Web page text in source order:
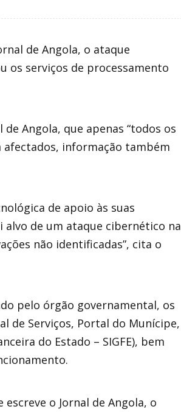
de Angola, o ataque
os serviços de processamento
Angola, que apenas “todos os
informação também
de apoio às suas
alvo de um ataque cibernético na
não identificadas”, cita o
pelo órgão governamental, os
de Serviços, Portal do Munícipe,
do Estado – SIGFE), bem
o Jornal de Angola, o